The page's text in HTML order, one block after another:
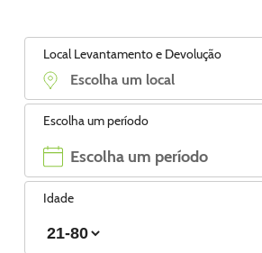
Local Levantamento e Devolução
Escolha um período
Idade